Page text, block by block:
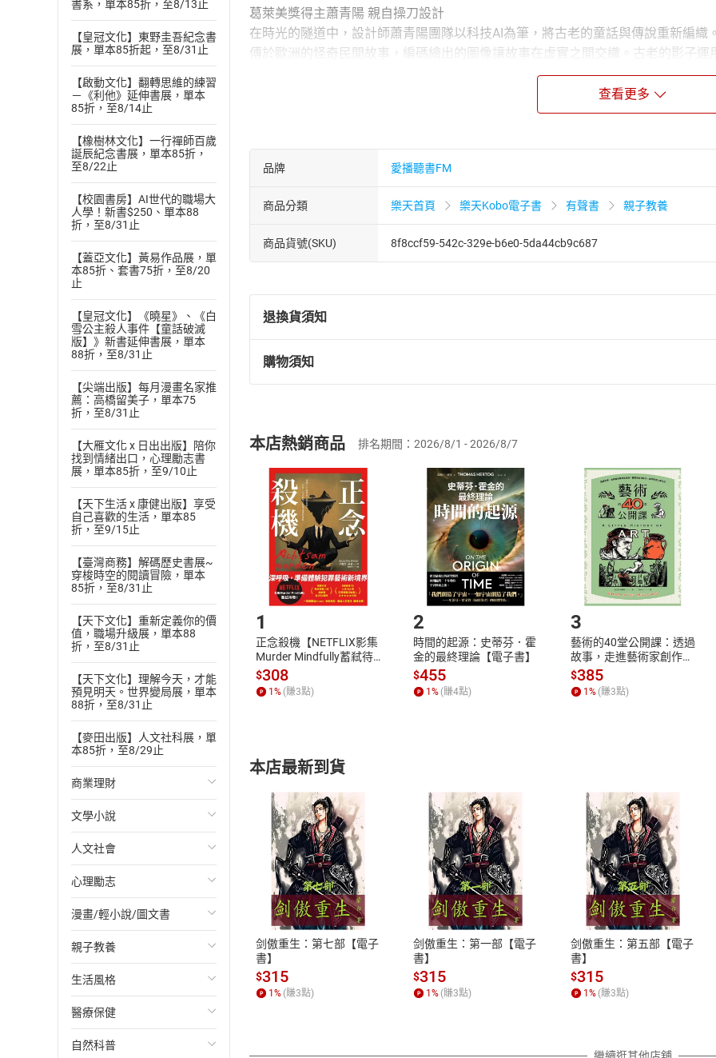
書系，單本85折，至8/13止
【皇冠文化】東野圭吾紀念書
展，單本85折起，至8/31止
【啟動文化】翻轉思維的練習
－《利他》延伸書展，單本
85折，至8/14止
【橡樹林文化】一行禪師百歲
誕辰紀念書展，單本85折，
至8/22止
【校園書房】AI世代的職場大
人學！新書$250、單本88
折，至8/31止
【蓋亞文化】黃易作品展，單
本85折、套書75折，至8/20
止
【皇冠文化】《曉星》、《白
雪公主殺人事件【童話破滅
版】》新書延伸書展，單本
88折，至8/31止
【尖端出版】每月漫畫名家推
薦：高橋留美子，單本75
折，至8/31止
【大雁文化 x 日出出版】陪你
找到情緒出口，心理勵志書
展，單本85折，至9/10止
【天下生活 x 康健出版】享受
自己喜歡的生活，單本85
折，至9/15止
【臺灣商務】解碼歷史書展~
穿梭時空的閱讀冒險，單本
85折，至8/31止
【天下文化】重新定義你的價
值，職場升級展，單本88
折，至8/31止
【天下文化】理解今天，才能
預見明天。世界變局展，單本
88折，至8/31止
【麥田出版】人文社科展，單
本85折，至8/29止
商業理財
投資理財
經濟/趨勢
財務/金融
管理/領導
職場工作術
成功法
行銷/廣告
傳記
文學小說
歐美文學
日本文學
韓國文學
華文文學
經典文學
成長/家庭生活小說
懸疑/推理小說
人文社會
國際關係
政治
社會科學
台灣/中國歷史
日/韓歷史
其他歷史/史學
心理勵志
心靈成長/情緒
人際關係
兩性關係
心理學
漫畫/輕小說/圖文書
輕小說
奇幻/科幻
愛情故事
職場/社會寫實
親子教養
教育現場
兒童文學/故事
兒童科普/學習
生活風格
飲食/食譜
健身/美顏
醫療保健
健康/養生
自然科普
葛萊美獎得主蕭青陽 親自操刀設計
在時光的隧道中，設計師蕭青陽團隊以科技AI為筆，將古老的童話與傳說重新編
傳於歐洲的怪奇民間故事，編碼繪出的圖像讓故事在虛實之間交織。古老的影子
我們在現代科技的迷霧中重新發現了逝去的童年夢境。
《Beginningless Beginning》獲得美國第65屆葛萊美獎「最佳唱片包裝設計獎」。
章節：
查看更多
品牌 愛播聽書FM
商品分類 樂天首頁 樂天Kobo電子書 有聲書 親子教養
商品貨號(SKU) 8f8ccf59-542c-329e-b6e0-5da44cb9c687
退換貨須知
退換貨規定：
(一)依消費者保護法第19條第1項後段暨通訊交易解除權合理例外情事適用
(二)消費者訂購本店鋪之商品即代表知悉本店鋪所銷售之商品為電子書，
且已下載/存取電子書，不得請求退貨退款。
退貨方式：您欲取消訂單或辦理退貨時，請登入樂天市場，並於「我的訂單
貨」，本店鋪將依您的申請進行審核，待審核通過後將為您辦理退款事宜。
請注意，樂天市場須以整筆訂單為單位進行取消/退貨，恕無法以單支商品取
購物須知
挑選商品
Choose
放入購物車
Shopping cart
登入帳號
Login
購書後，如何開始使用？
Step1.選擇閱讀載具 Step2.登入
付款方式
ATM轉帳、信用卡、LINE PAY、AFTEE
退換貨規範
本店是否提供消費者保護法七日猶
之權利，遽消費者保護法及通訊交
除權合理例外情事適用準則，依商
質各有不同規定。詳細退換貨說明
照各商品說明。
本店熱銷商品 排名期間：2026/8/1 - 2026/8/7
1
正念殺機【NETFLIX影集
Murder Mindfully蓄弒待
發】【電子書】
$308
1 % (賺3點)
2
時間的起源：史蒂芬．霍
金的最終理論【電子書】
$455
1 % (賺4點)
3
藝術的40堂公開課：透過
故事，走進藝術家創作現
場，看藝術如何誕生、如
何形塑人類生活【電子
書】
$385
1 % (賺3點)
本店最新到貨
剑傲重生：第七部【電子
書】
$315
1 % (賺3點)
剑傲重生：第一部【電子
書】
$315
1 % (賺3點)
剑傲重生：第五部【電子
書】
$315
1 % (賺3點)